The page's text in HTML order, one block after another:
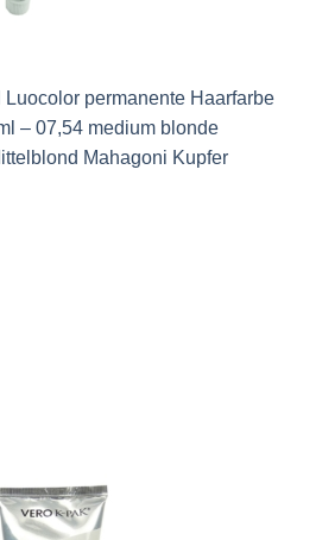
Luocolor permanente Haarfarbe
– 07,54 medium blonde
Mahagoni Kupfer